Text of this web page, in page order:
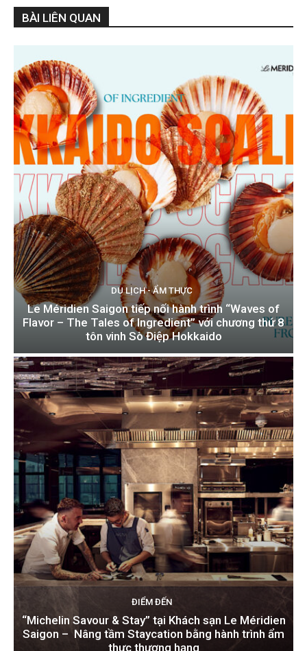
BÀI LIÊN QUAN
DU LỊCH - ẨM THỰC
Le Méridien Saigon tiếp nối hành trình “Waves of
Flavor – The Tales of Ingredient” với chương thứ 8
tôn vinh Sò Điệp Hokkaido
ĐIỂM ĐẾN
“Michelin Savour & Stay” tại Khách sạn Le Méridien
Saigon – Nâng tầm Staycation bằng hành trình ẩm
thực thượng hạng